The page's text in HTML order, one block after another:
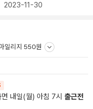
2023-11-30
일리지 550원
내일(월) 아침 7시 출근전